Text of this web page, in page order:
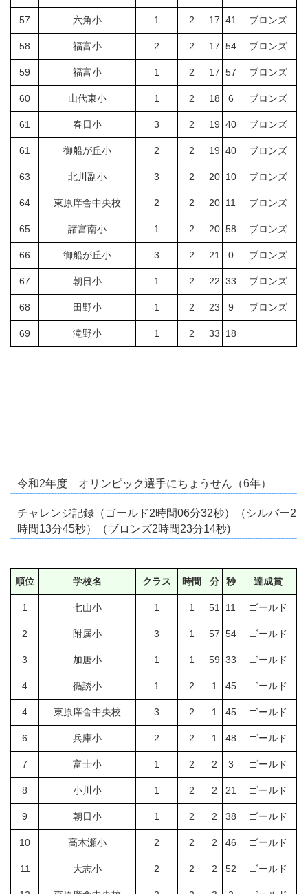
57 六角小 1 2 17 41 ブロンズ
58 福富小 2 2 17 54 ブロンズ
59 福富小 1 2 17 57 ブロンズ
60 山代東小 1 2 18 6 ブロンズ
61 春日小 3 2 19 40 ブロンズ
61 御船が丘小 2 2 19 40 ブロンズ
63 北川副小 3 2 20 10 ブロンズ
64 東原庠舎中央校 2 2 20 11 ブロンズ
65 諸富南小 1 2 20 58 ブロンズ
66 御船が丘小 3 2 21 0 ブロンズ
67 朝日小 1 2 22 33 ブロンズ
68 田野小 1 2 23 9 ブロンズ
69 滝野小 1 2 33 18
令和2年度 オリンピック選手にちょうせん（6年）
チャレンジ記録（ゴールド2時間06分32秒）（シルバー2
時間13分45秒）（ブロンズ2時間23分14秒)
順位 学校名 クラス 時間 分 秒 達成賞
1 七山小 1 1 51 11 ゴールド
2 附属小 3 1 57 54 ゴールド
3 加唐小 1 1 59 33 ゴールド
4 循誘小 1 2 1 45 ゴールド
4 東原庠舎中央校 3 2 1 45 ゴールド
6 兵庫小 2 2 1 48 ゴールド
7 富士小 1 2 2 3 ゴールド
8 小川小 1 2 2 21 ゴールド
9 朝日小 1 2 2 38 ゴールド
10 高木瀬小 2 2 2 46 ゴールド
11 大志小 2 2 2 52 ゴールド